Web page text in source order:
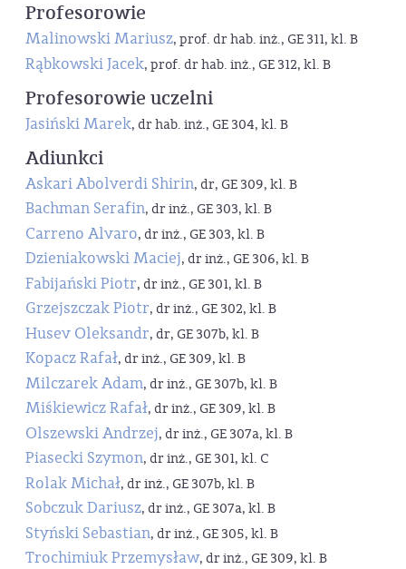
Profesorowie
Malinowski Mariusz, prof. dr hab. inż., GE 311, kl. B
Rąbkowski Jacek, prof. dr hab. inż., GE 312, kl. B
Profesorowie uczelni
Jasiński Marek, dr hab. inż., GE 304, kl. B
Adiunkci
Askari Abolverdi Shirin, dr, GE 309, kl. B
Bachman Serafin, dr inż., GE 303, kl. B
Carreno Alvaro, dr inż., GE 303, kl. B
Dzieniakowski Maciej, dr inż., GE 306, kl. B
Fabijański Piotr, dr inż., GE 301, kl. B
Grzejszczak Piotr, dr inż., GE 302, kl. B
Husev Oleksandr, dr, GE 307b, kl. B
Kopacz Rafał, dr inż., GE 309, kl. B
Milczarek Adam, dr inż., GE 307b, kl. B
Miśkiewicz Rafał, dr inż., GE 309, kl. B
Olszewski Andrzej, dr inż., GE 307a, kl. B
Piasecki Szymon, dr inż., GE 301, kl. C
Rolak Michał, dr inż., GE 307b, kl. B
Sobczuk Dariusz, dr inż., GE 307a, kl. B
Styński Sebastian, dr inż., GE 305, kl. B
Trochimiuk Przemysław, dr inż., GE 309, kl. B